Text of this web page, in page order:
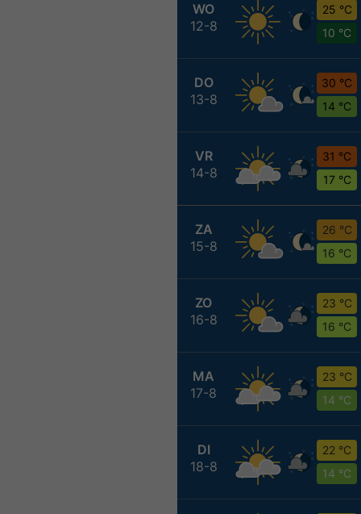
WO
12-8
25 °C
10 °C
DO
13-8
30 °C
14 °C
VR
14-8
31 °C
17 °C
ZA
15-8
26 °C
16 °C
ZO
16-8
23 °C
16 °C
MA
17-8
23 °C
14 °C
DI
18-8
22 °C
14 °C